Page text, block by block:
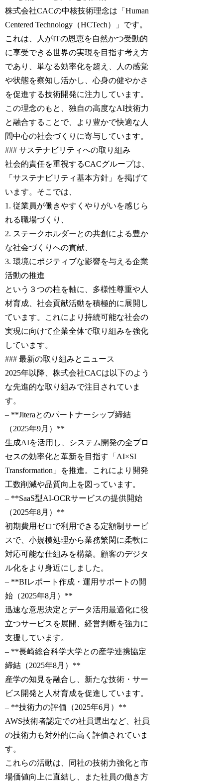
株式会社CACの中核技術理念は「Human
Centered Technology（HCTech）」です。
これは、人がITの恩恵を自然かつ受動的
に享受できる世界の実現を目指す考え方
であり、単なる効率化を超え、人の感覚
や状態を察知し活かし、心身の健やかさ
を促進する技術開発に注力しています。
この理念のもと、独自の高度なAI技術力
と融合することで、より豊かで快適な人
間中心の社会づくりに寄与しています。
### サステナビリティへの取り組み
社会的責任を重視するCACグループは、
「サステナビリティ基本方針」を掲げて
います。そこでは、
1. 従業員が働きやすくやりがいを感じら
れる職場づくり、
2. ステークホルダーとの共創による豊か
な社会づくりへの貢献、
3. 環境にポジティブな影響を与える企業
活動の推進
という３つの柱を軸に、多様性尊重や人
材育成、社会貢献活動を積極的に展開し
ています。これにより持続可能な社会の
実現に向けて企業全体で取り組みを強化
しています。
### 最新の取り組みとニュース
2025年以降、株式会社CACは以下のよう
な先進的な取り組みで注目されていま
す。
– **Jiteraとのパートナーシップ締結
（2025年9月）**
生成AIを活用し、システム開発の全プロ
セスの効率化と革新を目指す「AI×SI
Transformation」を推進。これにより開発
工数削減や品質向上を図っています。
– **SaaS型AI-OCRサービスの提供開始
（2025年8月）**
初期費用ゼロで利用できる定額制サービ
スで、小規模処理から業務繁閑に柔軟に
対応可能な仕組みを構築。顧客のデジタ
ル化をより身近にしました。
– **BIレポート作成・運用サポートの開
始（2025年8月）**
迅速な意思決定とデータ活用最適化に役
立つサービスを展開、経営判断を強力に
支援しています。
– **長崎総合科学大学との産学連携協定
締結（2025年8月）**
産学の知見を融合し、新たな技術・サー
ビス開発と人材育成を促進しています。
– **技術力の評価（2025年6月）**
AWS技術者認定での社員選出など、社員
の技術力も対外的に高く評価されていま
す。
これらの活動は、同社の技術力強化と市
場価値向上に直結し、また社員の働き方